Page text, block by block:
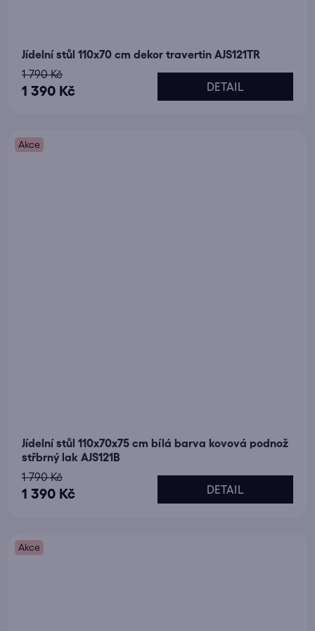
Jídelní stůl 110x70 cm dekor travertin AJS121TR
1 390 Kč
1 790 Kč
DETAIL
Akce
Jídelní stůl 110x70x75 cm bílá barva kovová podnož
střbrný lak AJS121B
1 390 Kč
1 790 Kč
DETAIL
Akce